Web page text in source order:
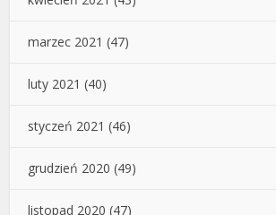
marzec 2021 (47)
luty 2021 (40)
styczeń 2021 (46)
grudzień 2020 (49)
listopad 2020 (47)